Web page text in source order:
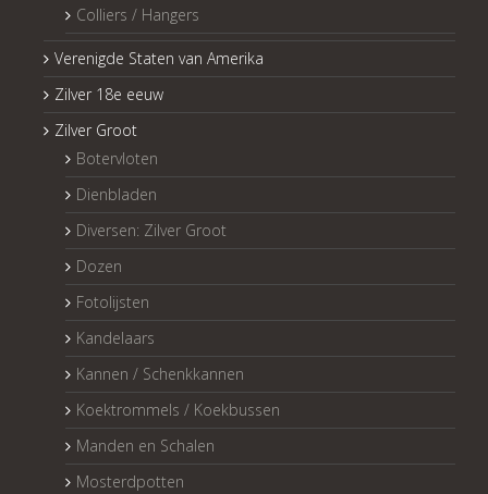
Colliers / Hangers
Verenigde Staten van Amerika
Zilver 18e eeuw
Zilver Groot
Botervloten
Dienbladen
Diversen: Zilver Groot
Dozen
Fotolijsten
Kandelaars
Kannen / Schenkkannen
Koektrommels / Koekbussen
Manden en Schalen
Mosterdpotten